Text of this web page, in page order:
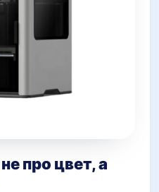
про цвет, а